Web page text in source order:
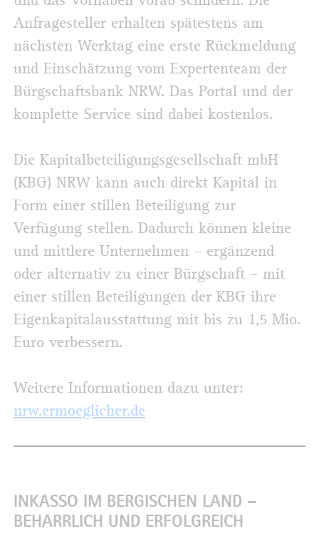
Anfragesteller erhalten spätestens am
nächsten Werktag eine erste Rückmeldung
und Einschätzung vom Expertenteam der
Bürgschaftsbank NRW. Das Portal und der
komplette Service sind dabei kostenlos.
Die Kapitalbeteiligungsgesellschaft mbH
(KBG) NRW kann auch direkt Kapital in
Form einer stillen Beteiligung zur
Verfügung stellen. Dadurch können kleine
und mittlere Unternehmen – ergänzend
oder alternativ zu einer Bürgschaft – mit
einer stillen Beteiligungen der KBG ihre
Eigenkapitalausstattung mit bis zu 1,5 Mio.
Euro verbessern.
Weitere Informationen dazu unter:
nrw.ermoeglicher.de
INKASSO IM BERGISCHEN LAND –
BEHARRLICH UND ERFOLGREICH